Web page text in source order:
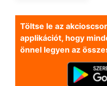
Töltse le az
applikációt, hogy
önnel legyen az